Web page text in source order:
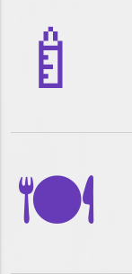
🍼
🍽️